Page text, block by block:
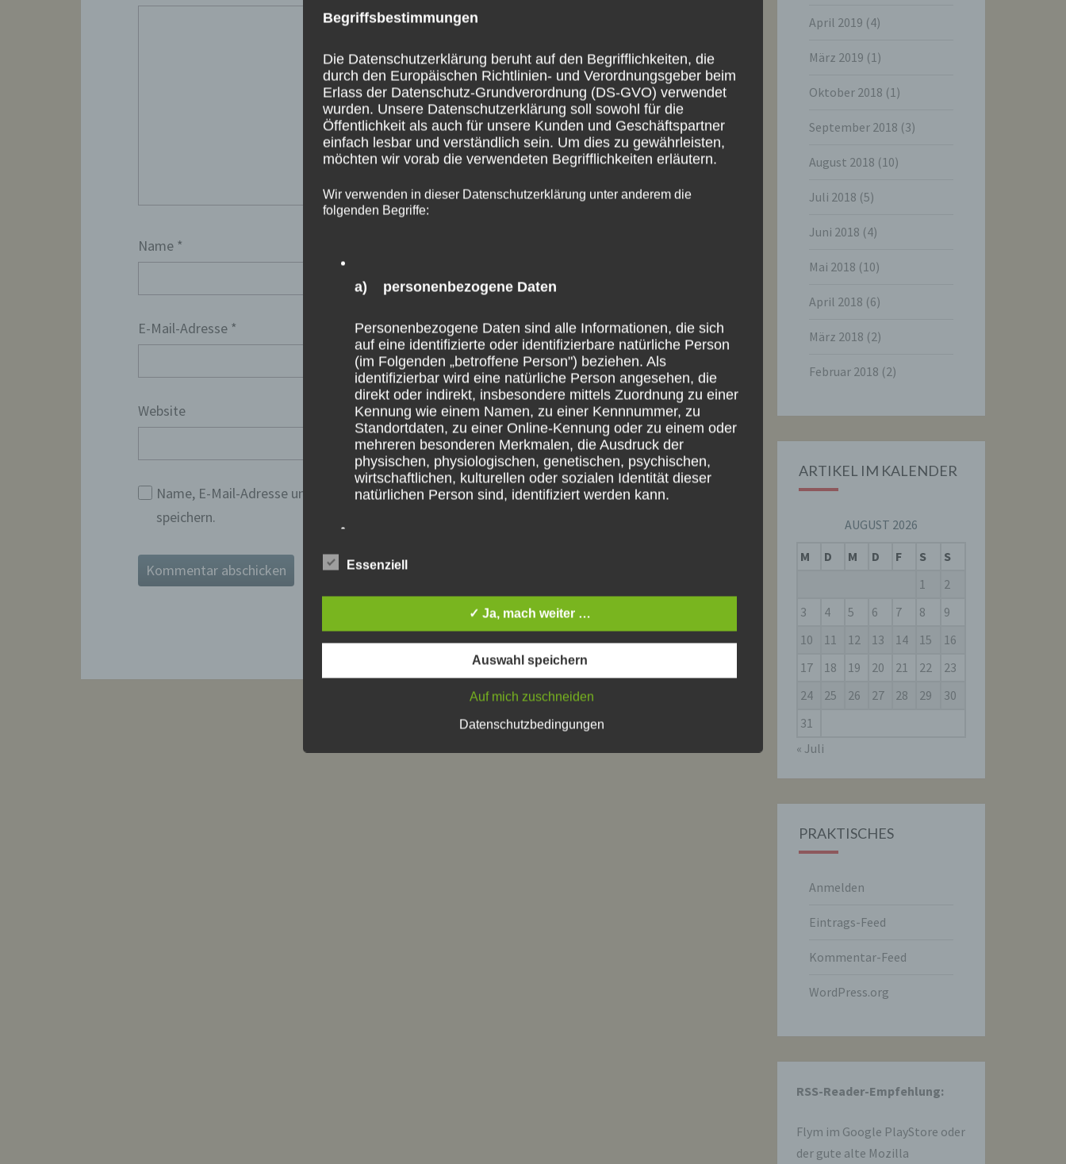
Name *
E-Mail-Adresse *
Website
Name, E-Mail-Adresse und Website in diesem Browser für meinen nächsten Kommentar
speichern.
April 2019 (4)
März 2019 (1)
Oktober 2018 (1)
September 2018 (3)
August 2018 (10)
Juli 2018 (5)
Juni 2018 (4)
Mai 2018 (10)
April 2018 (6)
März 2018 (2)
Februar 2018 (2)
ARTIKEL IM KALENDER
AUGUST 2026
M
D M D F S
S
1
2
3
4 5 6 7 8
9
10
11 12 13 14 15
16
17
18 19 20 21 22
23
24
25 26 27 28 29
30
31
« Juli
PRAKTISCHES
Anmelden
Eintrags-Feed
Kommentar-Feed
WordPress.org
RSS-Reader-Empfehlung:
Flym im Google PlayStore oder
der gute alte Mozilla
Begriffsbestimmungen
Die Datenschutzerklärung beruht auf den Begrifflichkeiten, die
durch den Europäischen Richtlinien- und Verordnungsgeber beim
Erlass der Datenschutz-Grundverordnung (DS-GVO) verwendet
wurden. Unsere Datenschutzerklärung soll sowohl für die
Öffentlichkeit als auch für unsere Kunden und Geschäftspartner
einfach lesbar und verständlich sein. Um dies zu gewährleisten,
möchten wir vorab die verwendeten Begrifflichkeiten erläutern.
Wir verwenden in dieser Datenschutzerklärung unter anderem die
folgenden Begriffe:
a) personenbezogene Daten
Personenbezogene Daten sind alle Informationen, die sich
auf eine identifizierte oder identifizierbare natürliche Person
(im Folgenden „betroffene Person") beziehen. Als
identifizierbar wird eine natürliche Person angesehen, die
direkt oder indirekt, insbesondere mittels Zuordnung zu einer
Kennung wie einem Namen, zu einer Kennnummer, zu
Standortdaten, zu einer Online-Kennung oder zu einem oder
mehreren besonderen Merkmalen, die Ausdruck der
physischen, physiologischen, genetischen, psychischen,
wirtschaftlichen, kulturellen oder sozialen Identität dieser
natürlichen Person sind, identifiziert werden kann.
Betroffene Person ist jede identifizierte oder identifizierbare
natürliche Person, deren personenbezogene Daten von dem
für die Verarbeitung Verantwortlichen verarbeitet werden.
Verarbeitung ist jeder mit oder ohne Hilfe automatisierter
Essenziell
✓ Ja, mach weiter …
Auswahl speichern
Auf mich zuschneiden
Datenschutzbedingungen